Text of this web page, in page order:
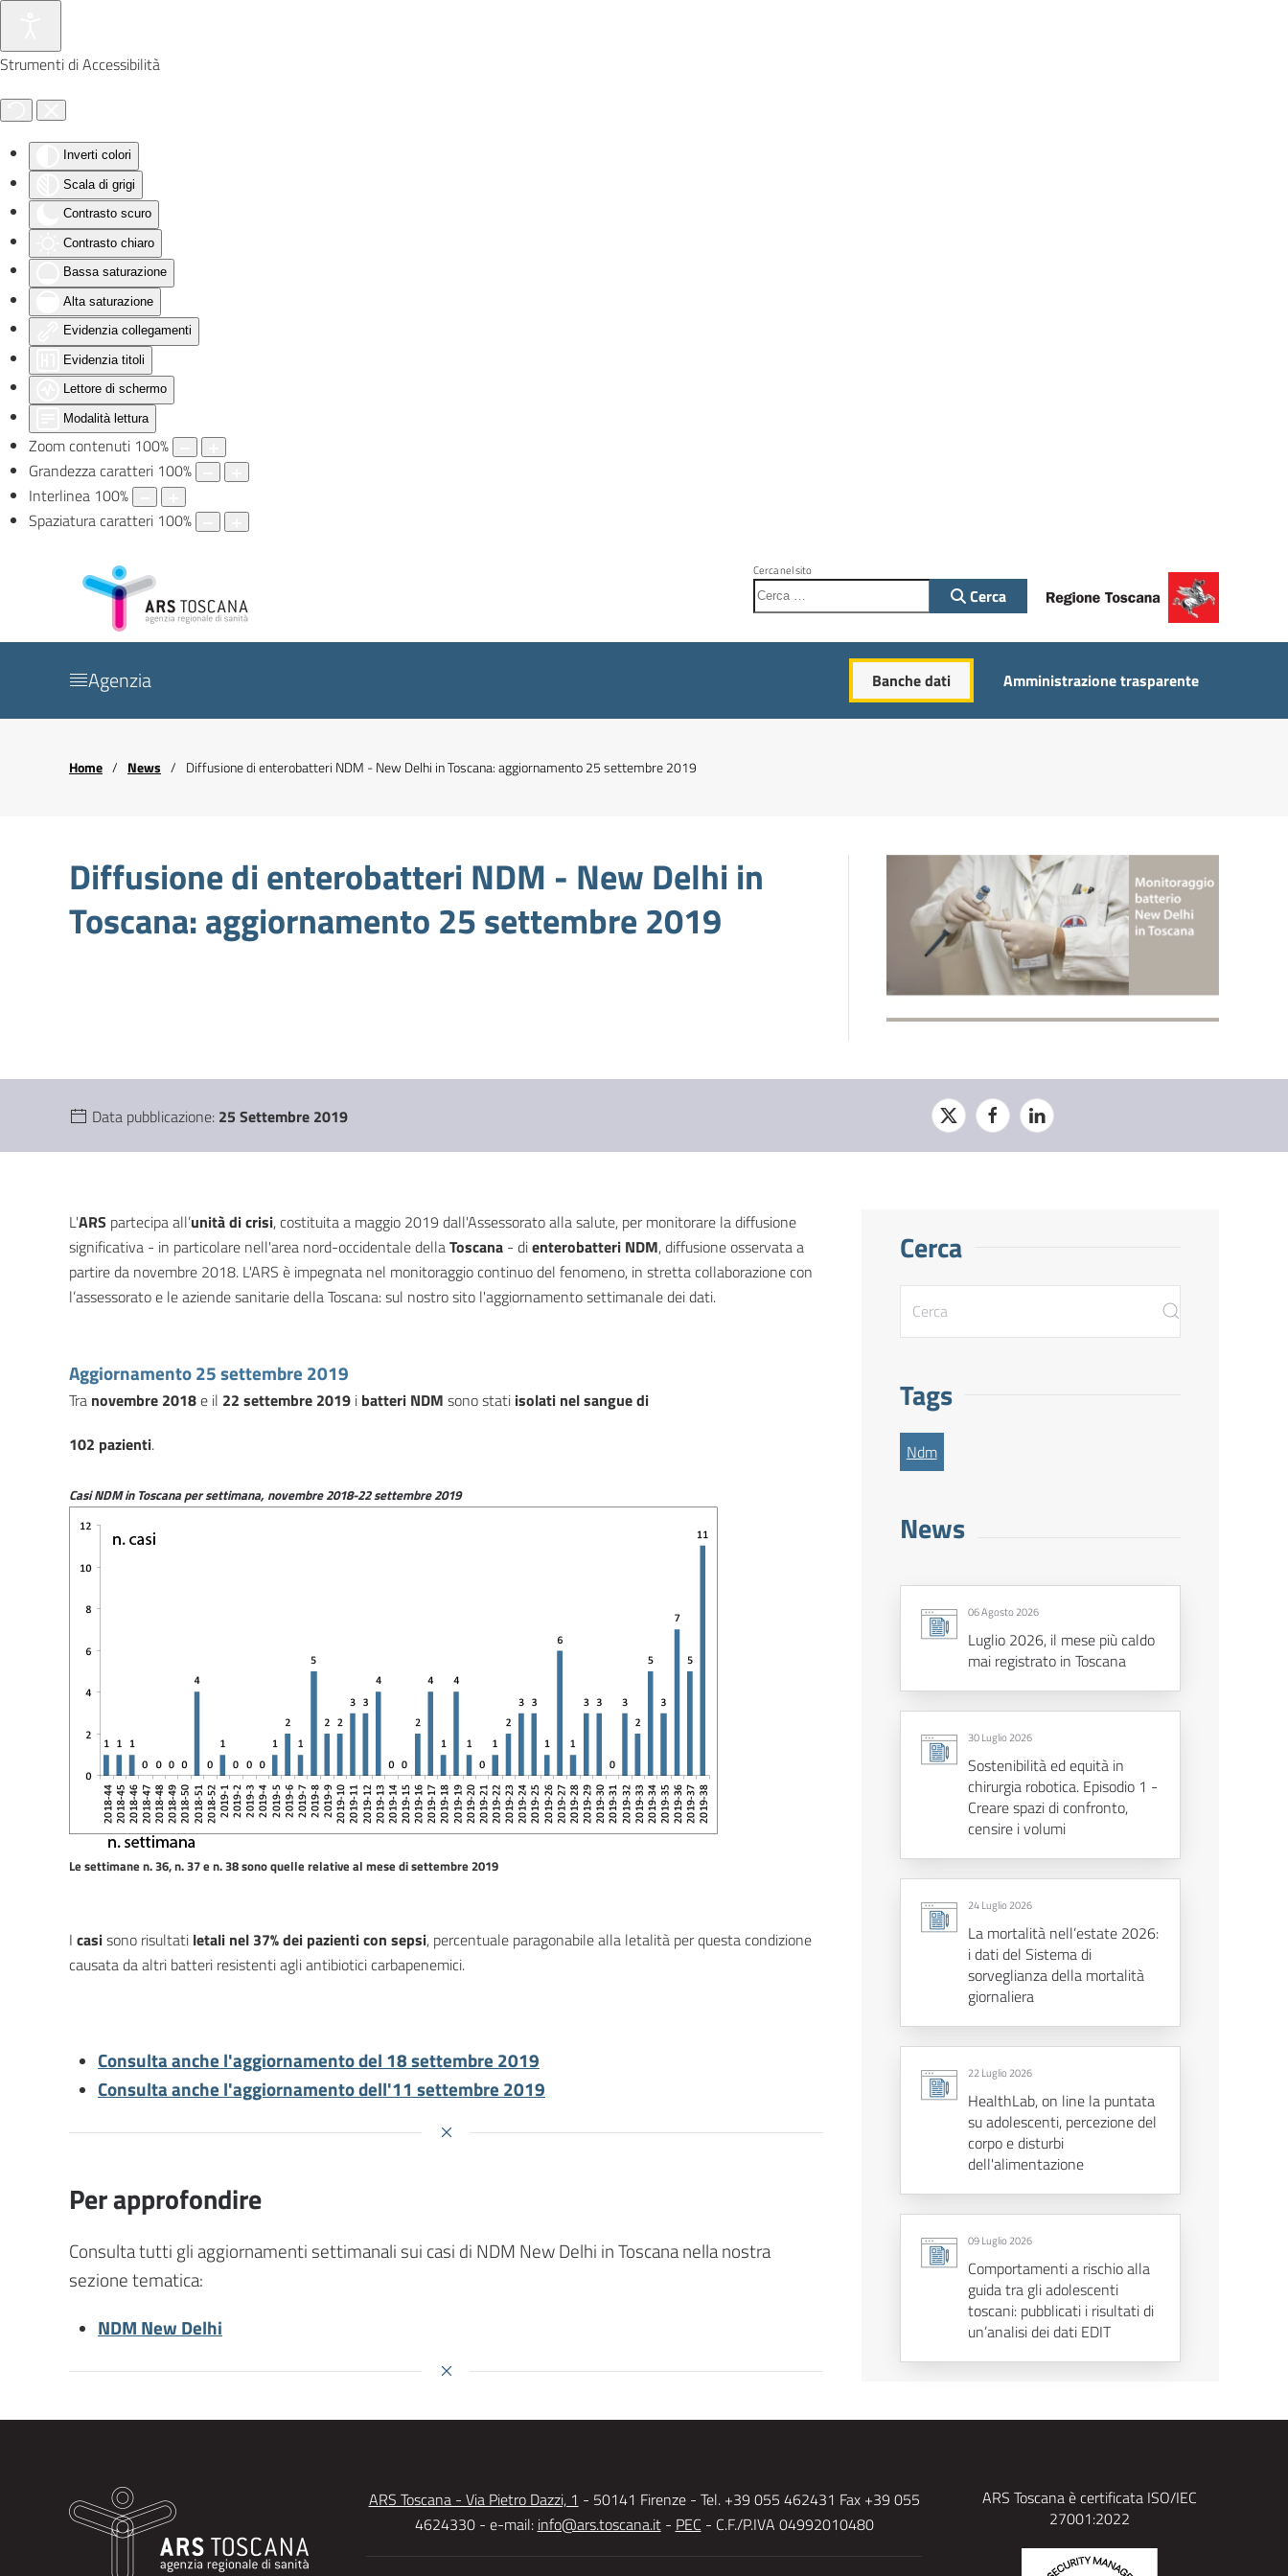
Strumenti di Accessibilità
Inverti colori
Scala di grigi
Contrasto scuro
Contrasto chiaro
Bassa saturazione
Alta saturazione
Evidenzia collegamenti
Evidenzia titoli
Lettore di schermo
Modalità lettura
Zoom contenuti 100%
Grandezza caratteri 100%
Interlinea 100%
Spaziatura caratteri 100%
Skip to main content
Cerca nel sito
Cerca
Agenzia Banche dati Amministrazione trasparente
Home News Diffusione di enterobatteri NDM - New Delhi in Toscana: aggiornamento 25 settembre 2019
Diffusione di enterobatteri NDM - New Delhi in
Toscana: aggiornamento 25 settembre 2019
Data pubblicazione: 25 Settembre 2019
L'ARS partecipa all’unità di crisi, costituita a maggio 2019 dall'Assessorato alla salute, per monitorare la diffusione
significativa - in particolare nell'area nord-occidentale dellaToscana - dienterobatteri NDM, diffusione osservata a
partire da novembre 2018. L'ARS è impegnata nel monitoraggio continuo del fenomeno, in stretta collaborazione con
l’assessorato e le aziende sanitarie della Toscana: sul nostro sito l'aggiornamento settimanale dei dati.
Aggiornamento 25 settembre 2019
Tra novembre 2018e il 22 settembre 2019 i batteri NDM sono stati isolati nel sangue di
102 pazienti.
Casi NDM in Toscana per settimana, novembre 2018-22 settembre 2019
Le settimane n. 36, n. 37 e n. 38 sono quelle relative al mese di settembre 2019
I casisono risultati letali nel 37% dei pazienti con sepsi, percentuale paragonabile alla letalità per questa condizione
causata da altri batteri resistenti agli antibiotici carbapenemici.
Consulta anche l'aggiornamento del 18 settembre 2019
Consulta anche l'aggiornamento dell'11 settembre 2019
Per approfondire
Consulta tutti gli aggiornamenti settimanali sui casi di NDM New Delhi in Toscana nella nostra
sezione tematica:
NDM New Delhi
Cerca
Tags
Ndm
News
06 Agosto 2026
Luglio 2026, il mese più caldo
mai registrato in Toscana
30 Luglio 2026
Sostenibilità ed equità in
chirurgia robotica. Episodio 1 -
Creare spazi di confronto,
censire i volumi
24 Luglio 2026
La mortalità nell’estate 2026:
i dati del Sistema di
sorveglianza della mortalità
giornaliera
22 Luglio 2026
HealthLab, on line la puntata
su adolescenti, percezione del
corpo e disturbi
dell'alimentazione
09 Luglio 2026
Comportamenti a rischio alla
guida tra gli adolescenti
toscani: pubblicati i risultati di
un’analisi dei dati EDIT
ARS Toscana - Via Pietro Dazzi, 1 - 50141 Firenze - Tel. +39 055 462431 Fax +39 055
4624330 - e-mail: info@ars.toscana.it- PEC - C.F./P.IVA 04992010480
ARS Toscana è certificata ISO/IEC
27001:2022